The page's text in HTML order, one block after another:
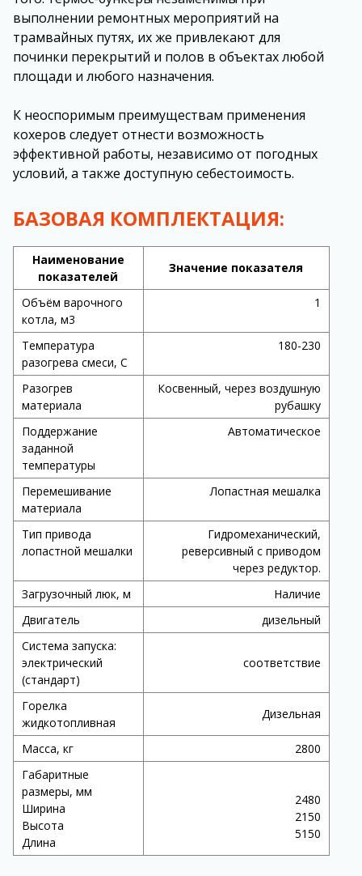
выполнении ремонтных мероприятий на
трамвайных путях, их же привлекают для
починки перекрытий и полов в объектах любой
площади и любого назначения.
К неоспоримым преимуществам применения
кохеров следует отнести возможность
эффективной работы, независимо от погодных
условий, а также доступную себестоимость.
БАЗОВАЯ КОМПЛЕКТАЦИЯ:
Наименование
показателей
Значение показателя
Объём варочного
котла, м3
1
Температура
разогрева смеси, С
180-230
Разогрев
материала
Косвенный, через воздушную
рубашку
Поддержание
заданной
температуры
Автоматическое
Перемешивание
материала
Лопастная мешалка
Тип привода
лопастной мешалки
Гидромеханический,
реверсивный с приводом
через редуктор.
Загрузочный люк, м
Наличие
Двигатель
дизельный
Система запуска:
электрический
(стандарт)
соответствие
Горелка
жидкотопливная
Дизельная
Масса, кг
2800
Габаритные
размеры, мм
Ширина
Высота
Длина
2480
2150
5150